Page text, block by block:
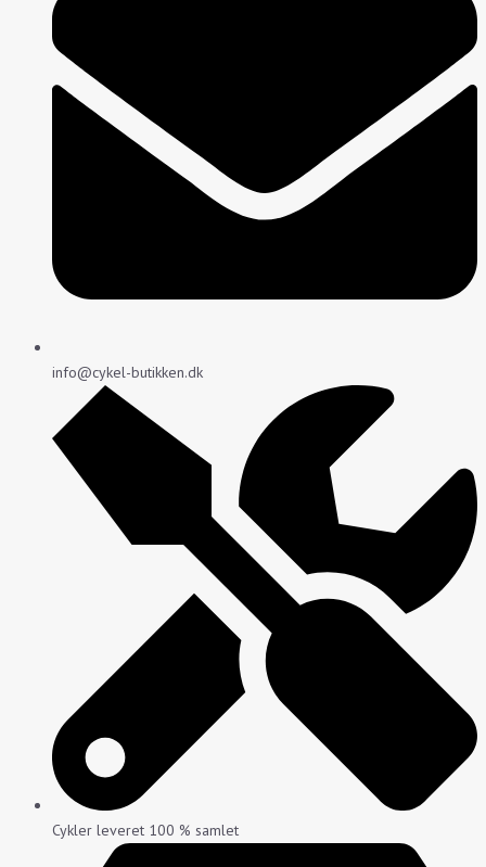
info@cykel-butikken.dk
Cykler leveret 100 % samlet